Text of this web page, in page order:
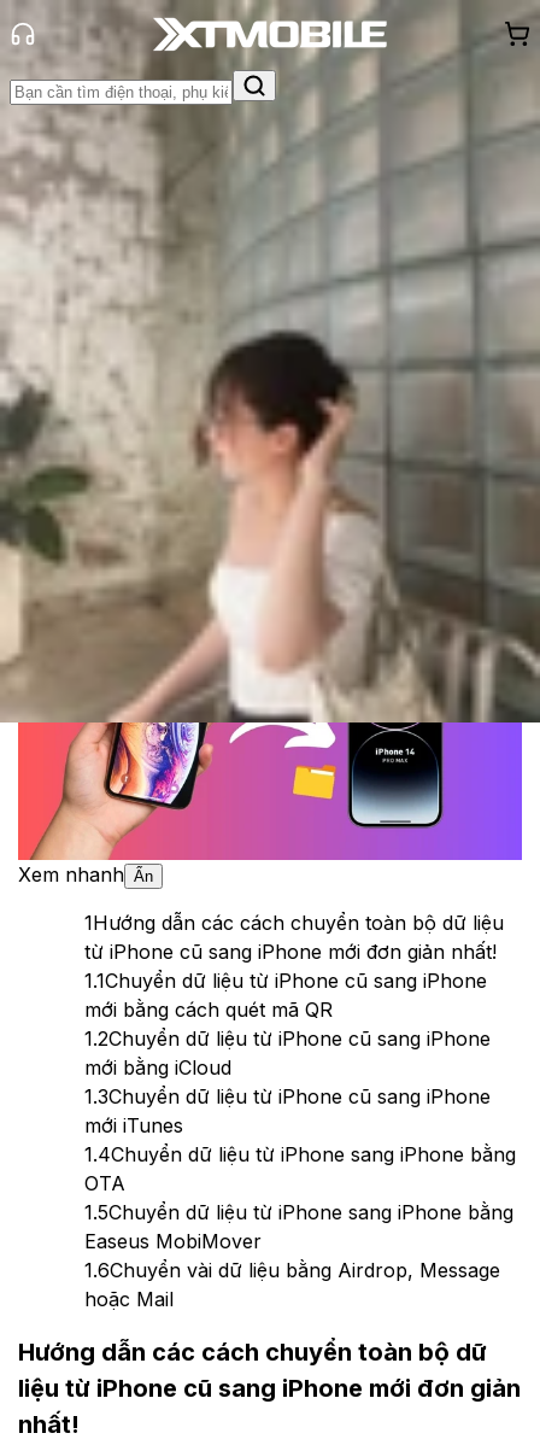
Trang chủ
Tin tức
Thủ thuật
Tin Mới
Đánh Giá - Trên Tay
Khuyến
Thủ thuật Thông báoKhách
hàng - Sự kiện
6 cách chuyển dữ liệu từ iPhone cũ
sang iPhone mới cực dễ
Triệu Vy
Ngày đăng: 03/04/2023
Cập nhật:
03/04/2023
Theo dõi XTMobile trên
Xem nhanh Ẩn
1Hướng dẫn các cách chuyển toàn bộ dữ liệu
từ iPhone cũ sang iPhone mới đơn giản nhất!
1.1Chuyển dữ liệu từ iPhone cũ sang iPhone
mới bằng cách quét mã QR
1.2Chuyển dữ liệu từ iPhone cũ sang iPhone
mới bằng iCloud
1.3Chuyển dữ liệu từ iPhone cũ sang iPhone
mới iTunes
1.4Chuyển dữ liệu từ iPhone sang iPhone bằng
OTA
1.5Chuyển dữ liệu từ iPhone sang iPhone bằng
Easeus MobiMover
1.6Chuyển vài dữ liệu bằng Airdrop, Message
hoặc Mail
Hướng dẫn các cách chuyển toàn bộ dữ
liệu từ iPhone cũ sang iPhone mới đơn giản
nhất!